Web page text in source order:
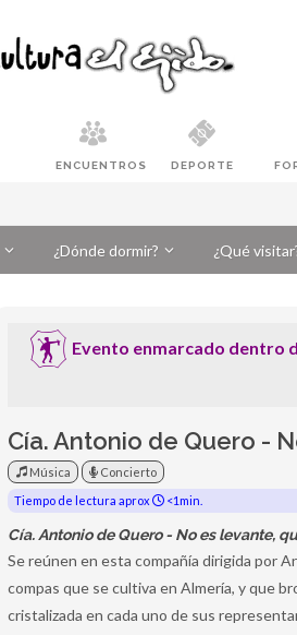
ENCUENTROS DEPORTE
¿Dónde dormir? ¿Qué
Evento enmarcado dentro
Cía. Antonio de Quero -
Música
Concierto
Tiempo de lectura aprox
<1min.
Cía. Antonio de Quero - No es levante,
Se reúnen en esta compañía dirigida por
compas que se cultiva en Almería, y que
cristalizada en cada uno de sus